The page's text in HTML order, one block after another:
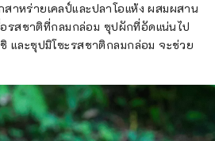
าหร่ายเคลป์และปลาโอแห้ง ผสมผสาน
อรสชาติที่กลมกล่อม ซุปผักที่อัดแน่นไป
และซุปมิโซะรสชาติกลมกล่อม จะช่วย